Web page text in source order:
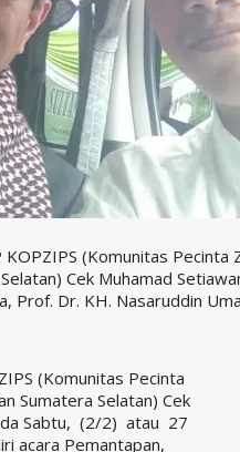
(Komunitas Pecinta
Cek Muhamad
Prof. Dr. KH. Nasaruddin
(Komunitas Pecinta
Sumatera Selatan) Cek
Sabtu, (2/2) atau 27
acara Pemantapan,